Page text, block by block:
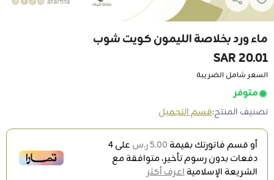
ماء ورد بخلاصة الليمون كويت شوب
20.01 SAR
السعر شامل الضريبة
متوفر
تصنيف المنتج:قسم التجميل
أو قسم فاتورتك بقيمة 5.00 ر.س على4
دفعات بدون رسوم تأخير، متوافقة مع
الشريعة الإسلاميةاعرف أكثر